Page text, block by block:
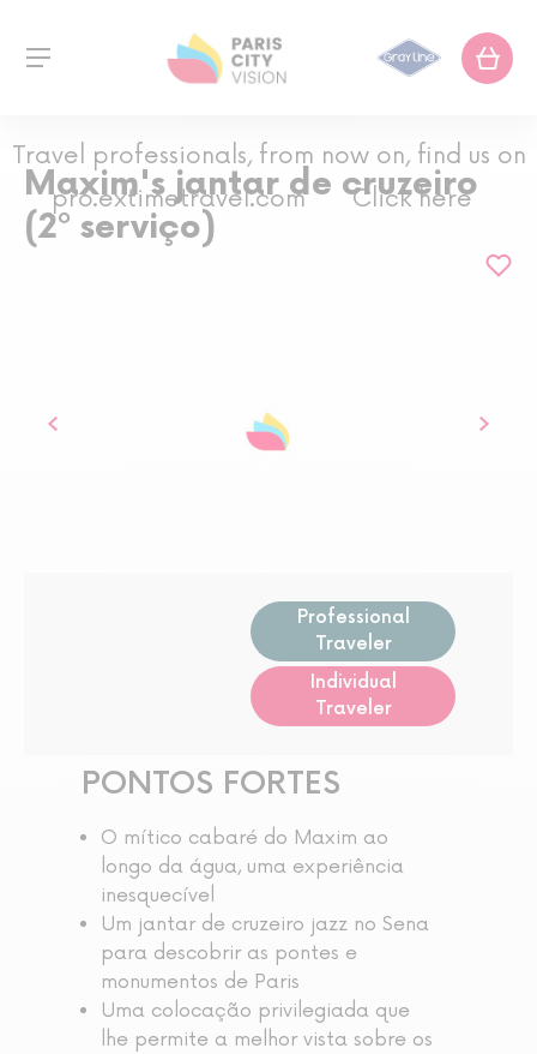
Travel professionals, from now on, find us on
pro.extimetravel.com
Click here
Maxim's jantar de cruzeiro
(2º serviço)
Professional
Traveler
Individual
Traveler
PONTOS FORTES
O mítico cabaré do Maxim ao
longo da água, uma experiência
inesquecível
Um jantar de cruzeiro jazz no Sena
para descobrir as pontes e
monumentos de Paris
Uma colocação privilegiada que
lhe permite a melhor vista sobre os